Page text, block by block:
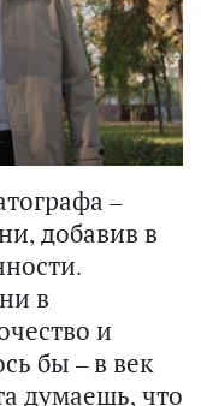
–
добавив в
в
и
бы – в век
думаешь, что